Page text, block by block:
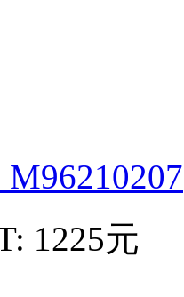
M96210207
1225元